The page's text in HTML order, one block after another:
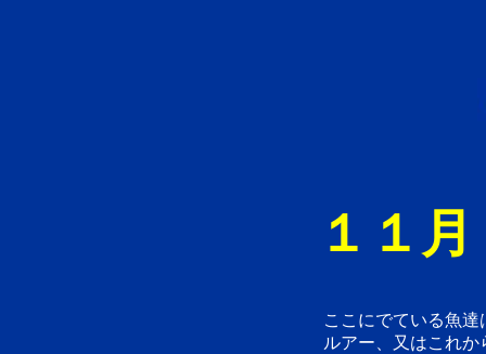
１１
ここにでている魚
ルアー、又はこれ